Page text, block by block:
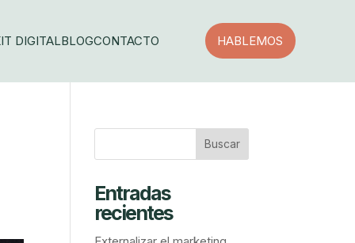
DIGITALBLOGCONTACTO HABLEMOS
Entradas
recientes